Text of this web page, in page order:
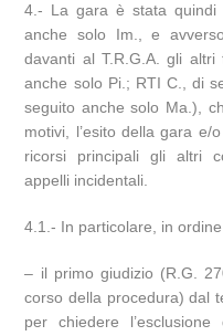
4.- La gara è stata quindi
anche solo Im., e
davanti al T.R.G.A. gli
anche solo Pi.; RTI C., di
seguito anche solo Ma.),
motivi, l’esito della gara e/
ricorsi principali gli altri
appelli incidentali.
4.1.- In particolare, in
– il primo giudizio (R.G.
corso della procedura) dal
per chiedere